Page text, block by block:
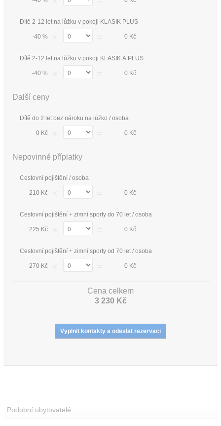
Dítě 2-12 let na lůžku v pokoji KLASIK PLUS
-40 % 0 Kč
Dítě 2-12 let na lůžku v pokoji KLASIK A PLUS
-40 % 0 Kč
Další ceny
Dítě do 2 let bez nároku na lůžko / osoba
0 Kč 0 Kč
Nepovinné příplatky
Cestovní pojištění / osoba
210 Kč 0 Kč
Cestovní pojištění + zimní sporty do 70 let / osoba
225 Kč 0 Kč
Cestovní pojištění + zimní sporty od 70 let / osoba
270 Kč 0 Kč
Cena celkem
3 230 Kč
Podobní ubytovatelé